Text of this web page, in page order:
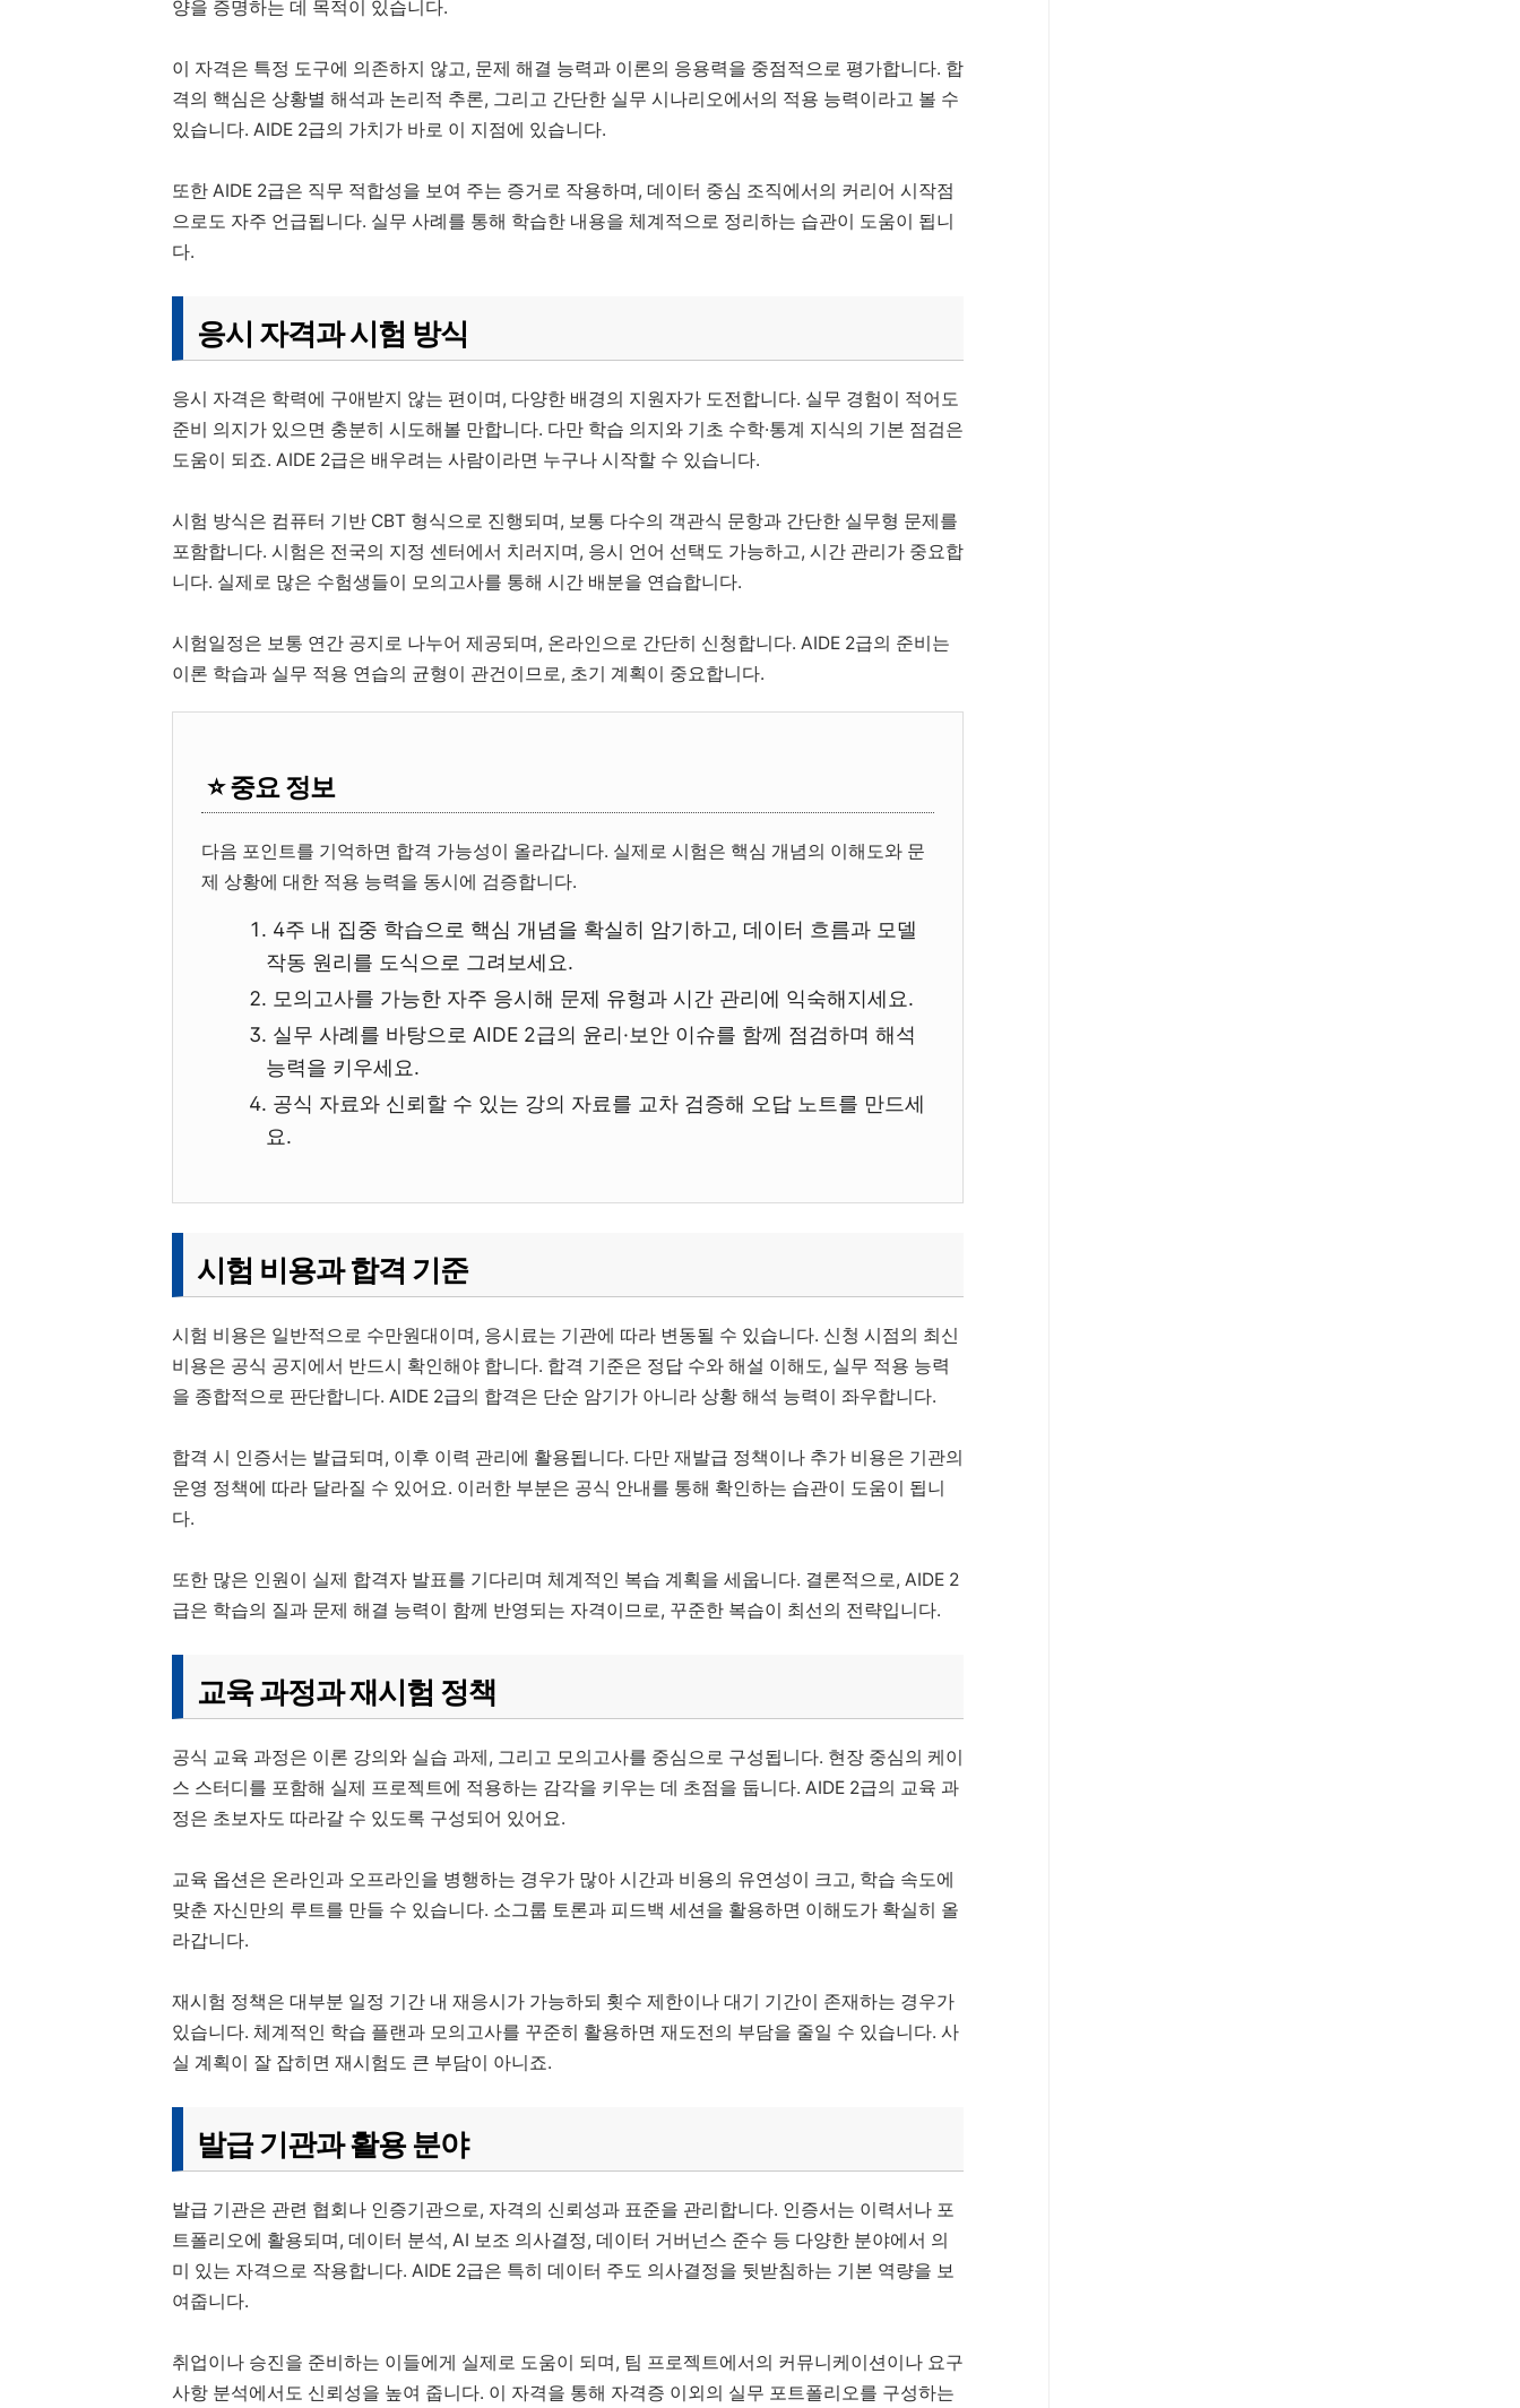
양을 증명하는 데 목적이 있습니다.
이 자격은 특정 도구에 의존하지 않고, 문제 해결 능력과 이론의 응용력을 중점적으로 평가합니다. 합
격의 핵심은 상황별 해석과 논리적 추론, 그리고 간단한 실무 시나리오에서의 적용 능력이라고 볼 수
있습니다. AIDE 2급의 가치가 바로 이 지점에 있습니다.
또한 AIDE 2급은 직무 적합성을 보여 주는 증거로 작용하며, 데이터 중심 조직에서의 커리어 시작점
으로도 자주 언급됩니다. 실무 사례를 통해 학습한 내용을 체계적으로 정리하는 습관이 도움이 됩니
다.
응시 자격과 시험 방식
응시 자격은 학력에 구애받지 않는 편이며, 다양한 배경의 지원자가 도전합니다. 실무 경험이 적어도
준비 의지가 있으면 충분히 시도해볼 만합니다. 다만 학습 의지와 기초 수학·통계 지식의 기본 점검은
도움이 되죠. AIDE 2급은 배우려는 사람이라면 누구나 시작할 수 있습니다.
시험 방식은 컴퓨터 기반 CBT 형식으로 진행되며, 보통 다수의 객관식 문항과 간단한 실무형 문제를
포함합니다. 시험은 전국의 지정 센터에서 치러지며, 응시 언어 선택도 가능하고, 시간 관리가 중요합
니다. 실제로 많은 수험생들이 모의고사를 통해 시간 배분을 연습합니다.
시험일정은 보통 연간 공지로 나누어 제공되며, 온라인으로 간단히 신청합니다. AIDE 2급의 준비는
이론 학습과 실무 적용 연습의 균형이 관건이므로, 초기 계획이 중요합니다.
⭐ 중요 정보
다음 포인트를 기억하면 합격 가능성이 올라갑니다. 실제로 시험은 핵심 개념의 이해도와 문
제 상황에 대한 적용 능력을 동시에 검증합니다.
4주 내 집중 학습으로 핵심 개념을 확실히 암기하고, 데이터 흐름과 모델
작동 원리를 도식으로 그려보세요.
모의고사를 가능한 자주 응시해 문제 유형과 시간 관리에 익숙해지세요.
실무 사례를 바탕으로 AIDE 2급의 윤리·보안 이슈를 함께 점검하며 해석
능력을 키우세요.
공식 자료와 신뢰할 수 있는 강의 자료를 교차 검증해 오답 노트를 만드세
요.
시험 비용과 합격 기준
시험 비용은 일반적으로 수만원대이며, 응시료는 기관에 따라 변동될 수 있습니다. 신청 시점의 최신
비용은 공식 공지에서 반드시 확인해야 합니다. 합격 기준은 정답 수와 해설 이해도, 실무 적용 능력
을 종합적으로 판단합니다. AIDE 2급의 합격은 단순 암기가 아니라 상황 해석 능력이 좌우합니다.
합격 시 인증서는 발급되며, 이후 이력 관리에 활용됩니다. 다만 재발급 정책이나 추가 비용은 기관의
운영 정책에 따라 달라질 수 있어요. 이러한 부분은 공식 안내를 통해 확인하는 습관이 도움이 됩니
다.
또한 많은 인원이 실제 합격자 발표를 기다리며 체계적인 복습 계획을 세웁니다. 결론적으로, AIDE 2
급은 학습의 질과 문제 해결 능력이 함께 반영되는 자격이므로, 꾸준한 복습이 최선의 전략입니다.
교육 과정과 재시험 정책
공식 교육 과정은 이론 강의와 실습 과제, 그리고 모의고사를 중심으로 구성됩니다. 현장 중심의 케이
스 스터디를 포함해 실제 프로젝트에 적용하는 감각을 키우는 데 초점을 둡니다. AIDE 2급의 교육 과
정은 초보자도 따라갈 수 있도록 구성되어 있어요.
교육 옵션은 온라인과 오프라인을 병행하는 경우가 많아 시간과 비용의 유연성이 크고, 학습 속도에
맞춘 자신만의 루트를 만들 수 있습니다. 소그룹 토론과 피드백 세션을 활용하면 이해도가 확실히 올
라갑니다.
재시험 정책은 대부분 일정 기간 내 재응시가 가능하되 횟수 제한이나 대기 기간이 존재하는 경우가
있습니다. 체계적인 학습 플랜과 모의고사를 꾸준히 활용하면 재도전의 부담을 줄일 수 있습니다. 사
실 계획이 잘 잡히면 재시험도 큰 부담이 아니죠.
발급 기관과 활용 분야
발급 기관은 관련 협회나 인증기관으로, 자격의 신뢰성과 표준을 관리합니다. 인증서는 이력서나 포
트폴리오에 활용되며, 데이터 분석, AI 보조 의사결정, 데이터 거버넌스 준수 등 다양한 분야에서 의
미 있는 자격으로 작용합니다. AIDE 2급은 특히 데이터 주도 의사결정을 뒷받침하는 기본 역량을 보
여줍니다.
취업이나 승진을 준비하는 이들에게 실제로 도움이 되며, 팀 프로젝트에서의 커뮤니케이션이나 요구
사항 분석에서도 신뢰성을 높여 줍니다. 이 자격을 통해 자격증 이외의 실무 포트폴리오를 구성하는